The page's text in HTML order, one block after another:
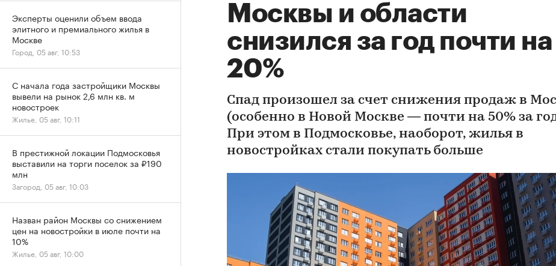
Москвы и области
снизился за год почти на
20%
Спад произошел за счет снижения продаж в
(особенно в Новой Москве — почти на 50% за
При этом в Подмосковье, наоборот, жилья в
новостройках стали покупать больше
Эксперты оценили объем ввода
элитного и премиального жилья в
Москве
Город, 05 авг, 10:53
С начала года застройщики Москвы
вывели на рынок 2,6 млн кв. м
новостроек
Жилье, 05 авг, 10:11
В престижной локации Подмосковья
выставили на торги поселок за ₽190
млн
Загород, 05 авг, 10:03
Назван район Москвы со снижением
цен на новостройки в июле почти на
10%
Жилье, 05 авг, 10:00